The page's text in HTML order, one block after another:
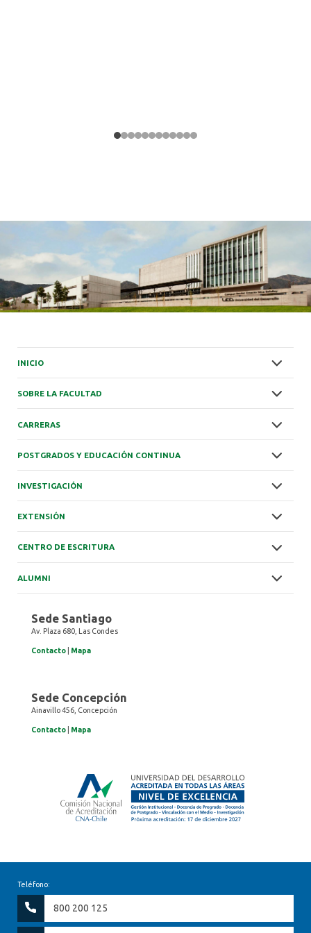
INICIO
SOBRE LA FACULTAD
CARRERAS
POSTGRADOS Y EDUCACIÓN CONTINUA
INVESTIGACIÓN
EXTENSIÓN
CENTRO DE ESCRITURA
ALUMNI
Sede Santiago
Av. Plaza 680, Las Condes
Contacto Mapa
Sede Concepción
Ainavillo 456, Concepción
Contacto Mapa
Teléfono:
800 200 125